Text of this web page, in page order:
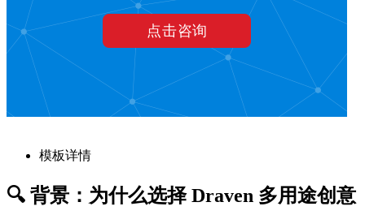
模板详情
🔍 背景：为什么选择 Draven 多用途创意